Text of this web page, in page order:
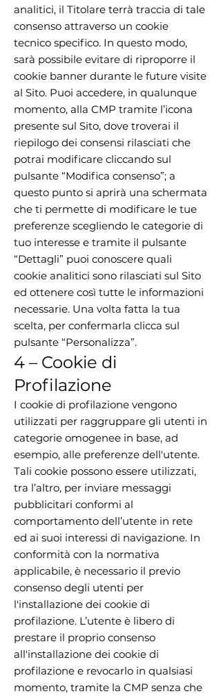
analitici, il Titolare terrà traccia di tale
consenso attraverso un cookie
tecnico specifico. In questo modo,
sarà possibile evitare di riproporre il
cookie banner durante le future visite
al Sito. Puoi accedere, in qualunque
momento, alla CMP tramite l’icona
presente sul Sito, dove troverai il
riepilogo dei consensi rilasciati che
potrai modificare cliccando sul
pulsante “Modifica consenso”; a
questo punto si aprirà una schermata
che ti permette di modificare le tue
preferenze scegliendo le categorie di
tuo interesse e tramite il pulsante
“Dettagli” puoi conoscere quali
cookie analitici sono rilasciati sul Sito
ed ottenere così tutte le informazioni
necessarie. Una volta fatta la tua
scelta, per confermarla clicca sul
pulsante “Personalizza”.
4 – Cookie di
Profilazione
I cookie di profilazione vengono
utilizzati per raggruppare gli utenti in
categorie omogenee in base, ad
esempio, alle preferenze dell'utente.
Tali cookie possono essere utilizzati,
tra l’altro, per inviare messaggi
pubblicitari conformi al
comportamento dell’utente in rete
ed ai suoi interessi di navigazione. In
conformità con la normativa
applicabile, è necessario il previo
consenso degli utenti per
l'installazione dei cookie di
profilazione. L’utente è libero di
prestare il proprio consenso
all'installazione dei cookie di
profilazione e revocarlo in qualsiasi
momento, tramite la CMP senza che